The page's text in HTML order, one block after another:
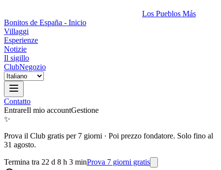
Los Pueblos Más
Bonitos de España - Inicio
Villaggi
Esperienze
Notizie
Il sigillo
ClubNegozio
Contatto
EntrareIl mio accountGestione
✨
Prova il Club gratis per 7 giorni · Poi prezzo fondatore. Solo fino al
31 agosto.
Termina tra 22 d 8 h 3 minProva 7 giorni gratis